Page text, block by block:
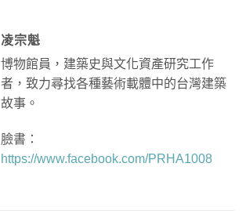
凌宗魁
博物館員，建築史與文化資產研究工作
者，致力尋找各種藝術載體中的台灣建築
故事。
臉書：
https://www.facebook.com/PRHA1008